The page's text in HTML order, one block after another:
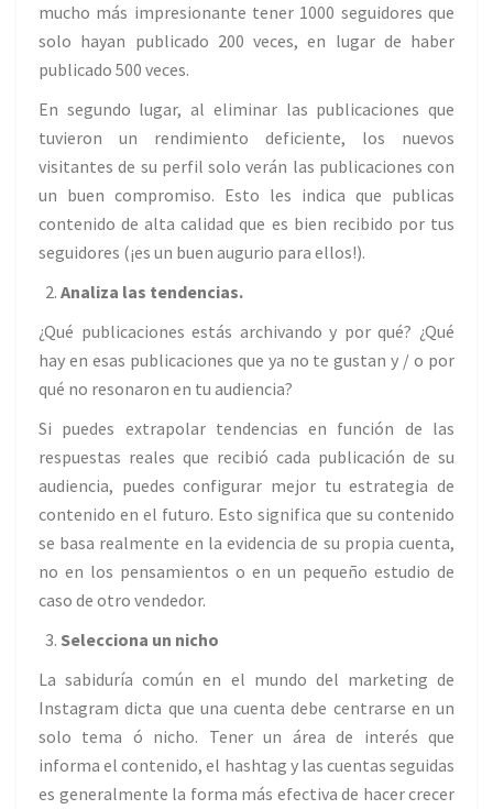
mucho más impresionante tener 1000 seguidores que
solo hayan publicado 200 veces, en lugar de haber
publicado 500 veces.
En segundo lugar, al eliminar las publicaciones que
tuvieron un rendimiento deficiente, los nuevos
visitantes de su perfil solo verán las publicaciones con
un buen compromiso. Esto les indica que publicas
contenido de alta calidad que es bien recibido por tus
seguidores (¡es un buen augurio para ellos!).
Analiza las tendencias.
¿Qué publicaciones estás archivando y por qué? ¿Qué
hay en esas publicaciones que ya no te gustan y / o por
qué no resonaron en tu audiencia?
Si puedes extrapolar tendencias en función de las
respuestas reales que recibió cada publicación de su
audiencia, puedes configurar mejor tu estrategia de
contenido en el futuro. Esto significa que su contenido
se basa realmente en la evidencia de su propia cuenta,
no en los pensamientos o en un pequeño estudio de
caso de otro vendedor.
Selecciona un nicho
La sabiduría común en el mundo del marketing de
Instagram dicta que una cuenta debe centrarse en un
solo tema ó nicho. Tener un área de interés que
informa el contenido, el hashtag y las cuentas seguidas
es generalmente la forma más efectiva de hacer crecer